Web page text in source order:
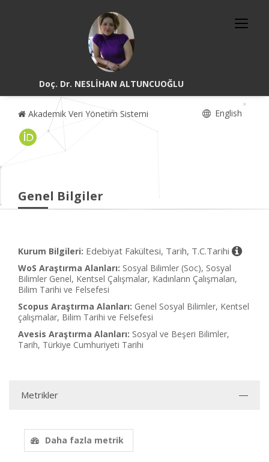
Doç. Dr. NESLİHAN ALTUNCUOĞLU
Akademik Veri Yönetim Sistemi English
Genel Bilgiler
Kurum Bilgileri: Edebiyat Fakültesi, Tarih, T.C.Tarihi
WoS Araştırma Alanları: Sosyal Bilimler (Soc), Sosyal
Bilimler Genel, Kentsel Çalışmalar, Kadınların Çalışmaları,
Bilim Tarihi ve Felsefesi
Scopus Araştırma Alanları: Genel Sosyal Bilimler, Kentsel
çalışmalar, Bilim Tarihi ve Felsefesi
Avesis Araştırma Alanları: Sosyal ve Beşeri Bilimler,
Tarih, Türkiye Cumhuriyeti Tarihi
Metrikler
Daha fazla metrik